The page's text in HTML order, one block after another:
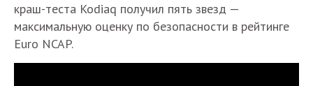
краш-теста Kodiaq получил пять звезд —
максимальную оценку по безопасности в рейтинге
Euro NCAP.